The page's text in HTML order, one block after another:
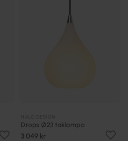
Drops Ø23 taklampa
3 049 kr